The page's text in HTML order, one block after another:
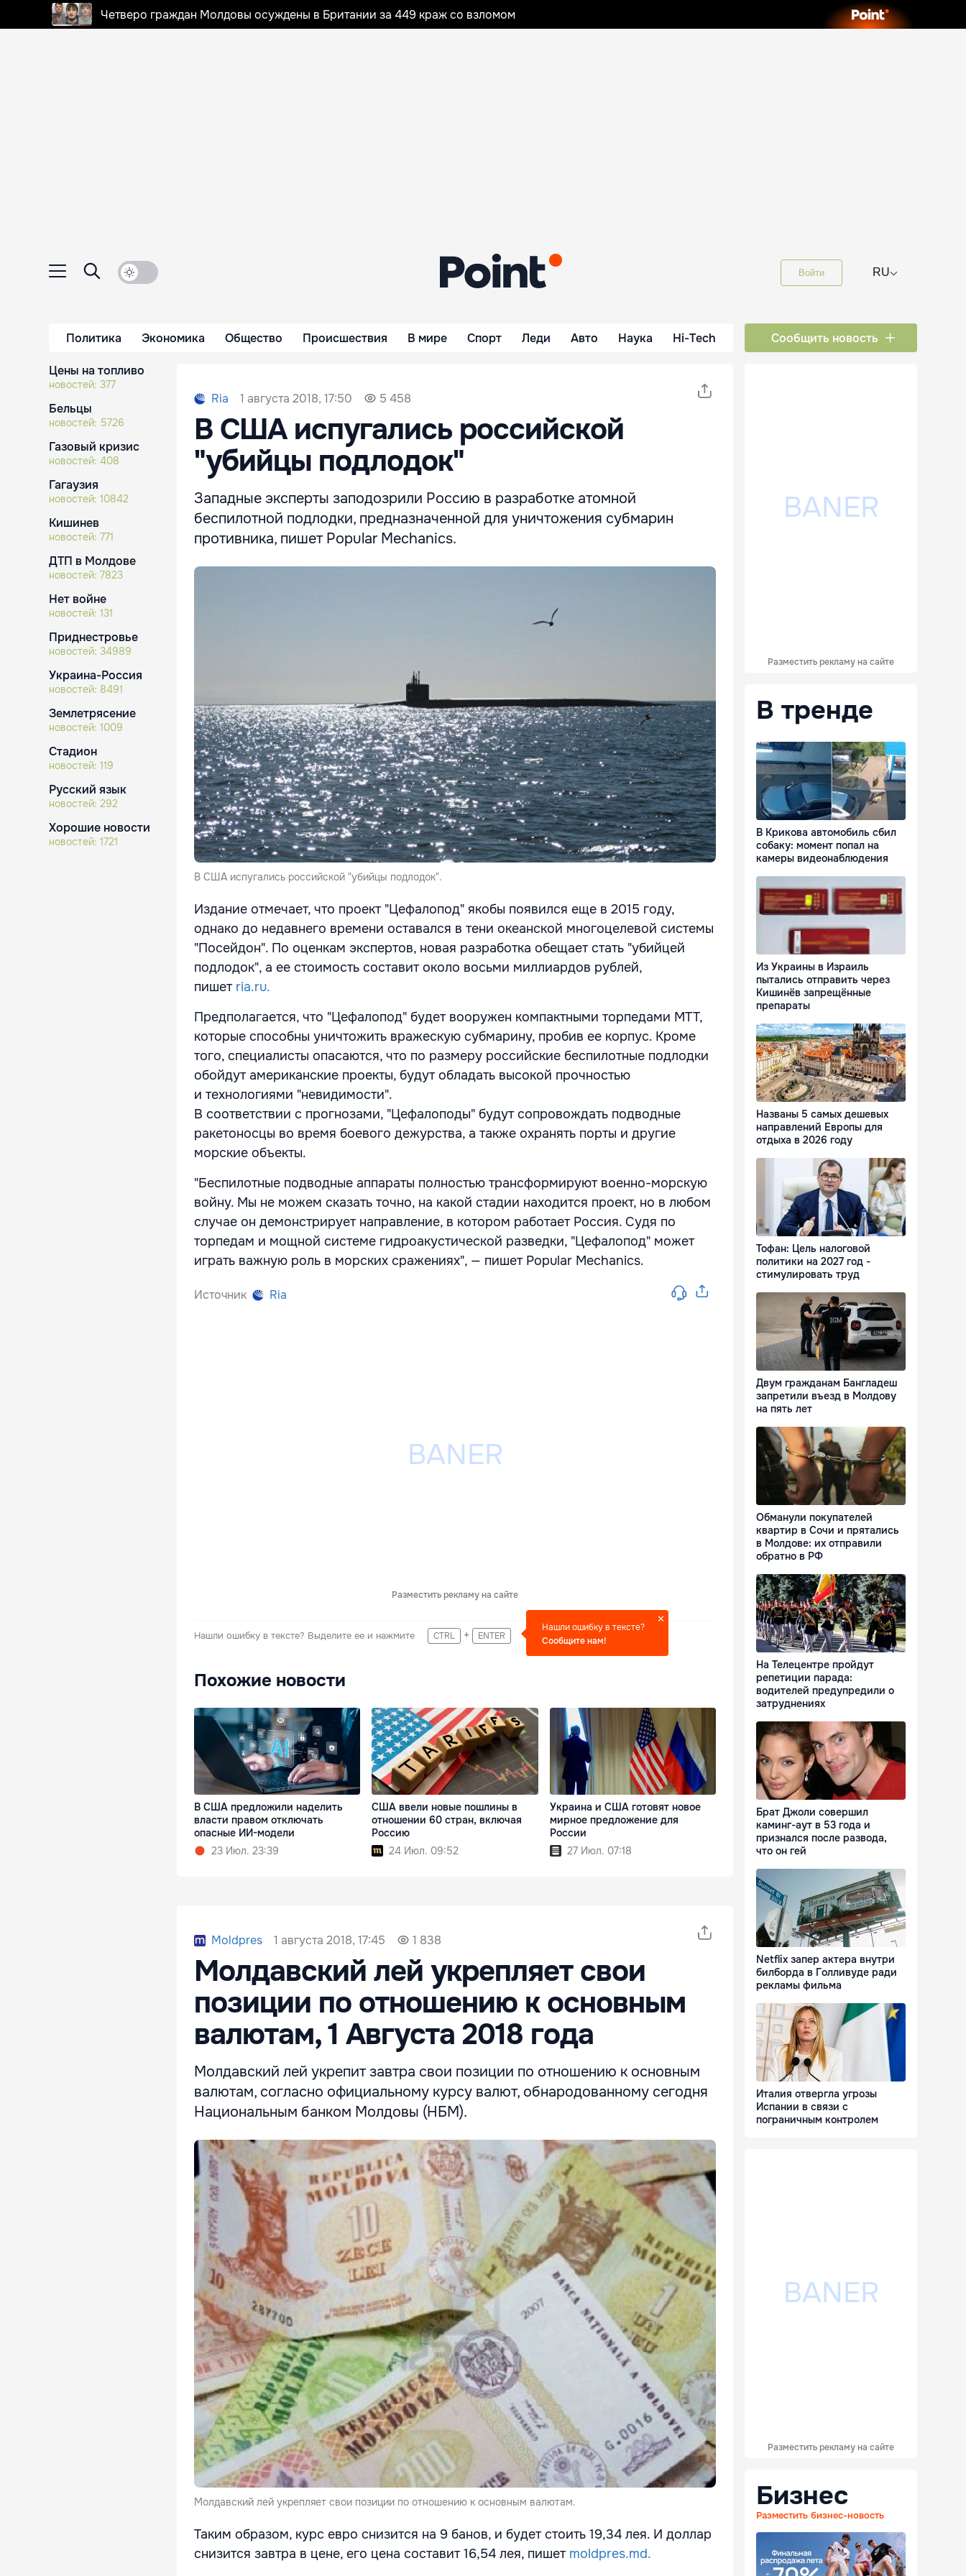
Четверо граждан Молдовы осуждены в Британии за 449 краж со взломом
Войти RU⌵
Политика Экономика Общество Происшествия В мире Спорт Леди Авто Наука Hi-Tech Сообщить новость
Цены на топливо
новостей: 377
Бельцы
новостей: 5726
Газовый кризис
новостей: 408
Гагаузия
новостей: 10842
Кишинев
новостей: 771
ДТП в Молдове
новостей: 7823
Нет войне
новостей: 131
Приднестровье
новостей: 34989
Украина-Россия
новостей: 8491
Землетрясение
новостей: 1009
Стадион
новостей: 119
Русский язык
новостей: 292
Хорошие новости
новостей: 1721
Ria 1 августа 2018, 17:50 5 458
В США испугались российской
"убийцы подлодок"
Западные эксперты заподозрили Россию в разработке атомной
беспилотной подлодки, предназначенной для уничтожения субмарин
противника, пишет Popular Mechanics.
В США испугались российской "убийцы подлодок".
Издание отмечает, что проект "Цефалопод" якобы появился еще в 2015 году,
однако до недавнего времени оставался в тени океанской многоцелевой системы
"Посейдон". По оценкам экспертов, новая разработка обещает стать "убийцей
подлодок", а ее стоимость составит около восьми миллиардов рублей,
пишетria.ru.
Предполагается, что "Цефалопод" будет вооружен компактными торпедами MTT,
которые способны уничтожить вражескую субмарину, пробив ее корпус. Кроме
того, специалисты опасаются, что по размеру российские беспилотные подлодки
обойдут американские проекты, будут обладать высокой прочностью
и технологиями "невидимости".
В соответствии с прогнозами, "Цефалоподы" будут сопровождать подводные
ракетоносцы во время боевого дежурства, а также охранять порты и другие
морские объекты.
"Беспилотные подводные аппараты полностью трансформируют военно-морскую
войну. Мы не можем сказать точно, на какой стадии находится проект, но в любом
случае он демонстрирует направление, в котором работает Россия. Судя по
торпедам и мощной системе гидроакустической разведки, "Цефалопод" может
играть важную роль в морских сражениях", — пишет Popular Mechanics.
Источник Ria
Разместить рекламу на сайте
Нашли ошибку в тексте? Выделите ее и нажмите CTRL + ENTER
Нашли ошибку в тексте?
Сообщите нам!
Похожие новости
В США предложили наделить
власти правом отключать
опасные ИИ-модели
23 Июл. 23:39
США ввели новые пошлины в
отношении 60 стран, включая
Россию
24 Июл. 09:52
Украина и США готовят новое
мирное предложение для
России
27 Июл. 07:18
Moldpres 1 августа 2018, 17:45 1 838
Молдавский лей укрепляет свои
позиции по отношению к основным
валютам, 1 Августа 2018 года
Молдавский лей укрепит завтра свои позиции по отношению к основным
валютам, согласно официальному курсу валют, обнародованному сегодня
Национальным банком Молдовы (НБМ).
Молдавский лей укрепляет свои позиции по отношению к основным валютам.
Таким образом, курс евро снизится на 9 банов, и будет стоить 19,34 лея. И доллар
снизится завтра в цене, его цена составит 16,54 лея, пишет moldpres.md.
Разместить рекламу на сайте
В тренде
В Крикова автомобиль сбил
собаку: момент попал на
камеры видеонаблюдения
Из Украины в Израиль
пытались отправить через
Кишинёв запрещённые
препараты
Названы 5 самых дешевых
направлений Европы для
отдыха в 2026 году
Тофан: Цель налоговой
политики на 2027 год -
стимулировать труд
Двум гражданам Бангладеш
запретили въезд в Молдову
на пять лет
Обманули покупателей
квартир в Сочи и прятались
в Молдове: их отправили
обратно в РФ
На Телецентре пройдут
репетиции парада:
водителей предупредили о
затруднениях
Брат Джоли совершил
каминг-аут в 53 года и
признался после развода,
что он гей
Netflix запер актера внутри
билборда в Голливуде ради
рекламы фильма
Италия отвергла угрозы
Испании в связи с
пограничным контролем
Разместить рекламу на сайте
Бизнес
Разместить бизнес-новость